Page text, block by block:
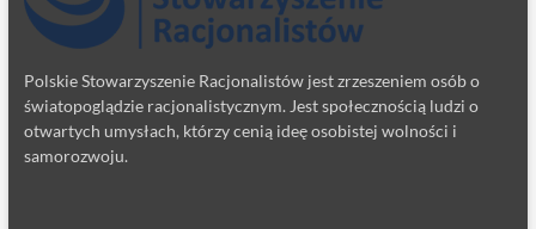
Polskie Stowarzyszenie Racjonalistów jest zrzeszeniem osób o
światopoglądzie racjonalistycznym. Jest społecznością ludzi o
otwartych umysłach, którzy cenią ideę osobistej wolności i
samorozwoju.